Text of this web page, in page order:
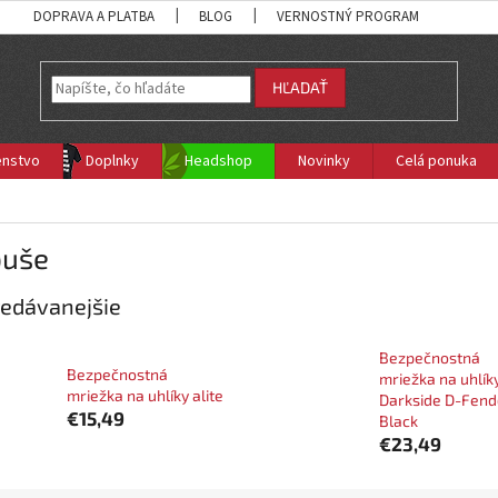
DOPRAVA A PLATBA BLOG VERNOSTNÝ PROGRAM
HĽADAŤ
Doplnky Headshop Novinky Celá ponuka
Bezpečnostná
mriežka na uhlíky alite
€15,49
Bezpečnostná
mriežka na
Darkside D-
Black
€23,49